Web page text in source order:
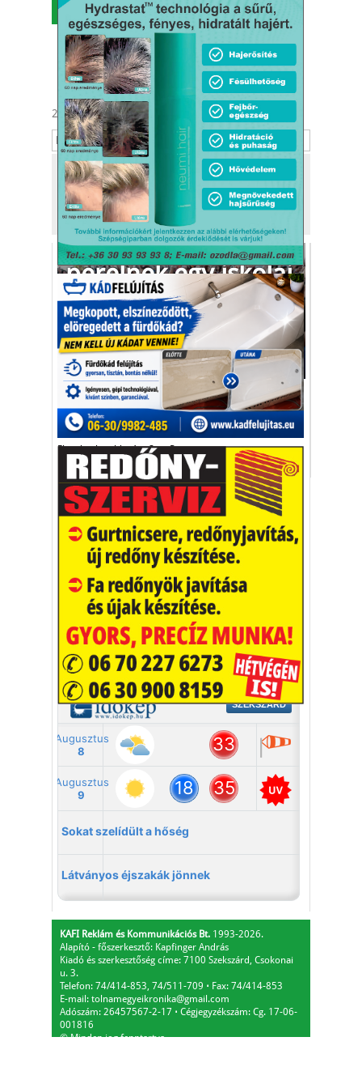
MENÜ
2026. augusztus 8.
Tekintse meg
a kiadónk, aKafi Bt.
más tevékenységét is!
Gyávaság miatt
perelnek egy iskolai
biztonsági őrt
Floridában
Aktuális
Paterson a lövöldözés alatt az épületen
kívül, egy fal mögött kuporgott.
Florida lövöldözés Scot Paterson per
Kaktusz
Vakációs őrület
A nyaralás extrém
helyzeteket teremt, nagyon
sokan kalandot, kihívást
keresnek.
Vélemény rovat cikkei
Újságlapozó
A nagyvilág képekben
KAFI Reklám és Kommunikációs Bt. 1993-2026.
Alapító - főszerkesztő: Kapfinger András
Kiadó és szerkesztőség címe: 7100 Szekszárd, Csokonai
u. 3.
Telefon: 74/414-853, 74/511-709 ⋅ Fax: 74/414-853
E-mail: tolnamegyeikronika@gmail.com
Adószám: 26457567-2-17 ⋅ Cégjegyzékszám: Cg. 17-06-
001816
© Minden jog fenntartva.